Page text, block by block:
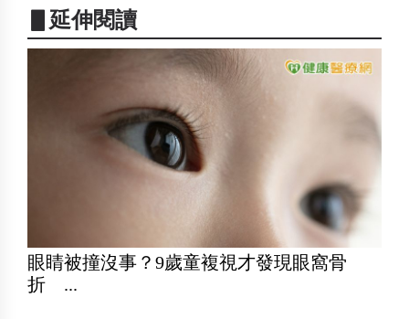
▋延伸閱讀
眼睛被撞沒事？9歲童複視才發現眼窩骨
折 ...